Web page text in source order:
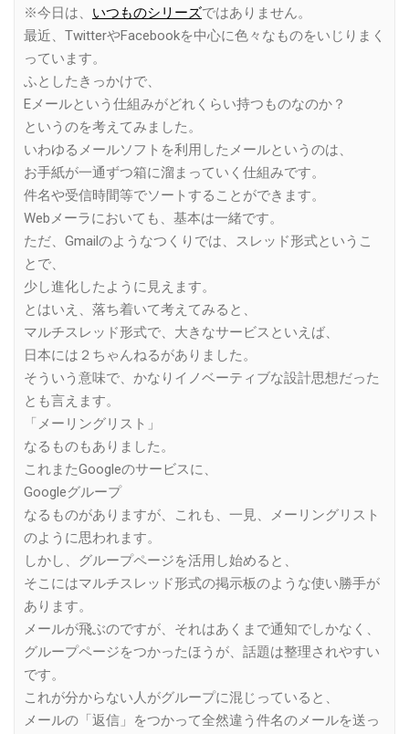
※今日は、 いつものシリーズではありません。
最近、TwitterやFacebookを中心に色々なものをいじりまく
っています。
ふとしたきっかけで、
Eメールという仕組みがどれくらい持つものなのか？
というのを考えてみました。
いわゆるメールソフトを利用したメールというのは、
お手紙が一通ずつ箱に溜まっていく仕組みです。
件名や受信時間等でソートすることができます。
Webメーラにおいても、基本は一緒です。
ただ、Gmailのようなつくりでは、スレッド形式というこ
とで、
少し進化したように見えます。
とはいえ、落ち着いて考えてみると、
マルチスレッド形式で、大きなサービスといえば、
日本には２ちゃんねるがありました。
そういう意味で、かなりイノベーティブな設計思想だった
とも言えます。
「メーリングリスト」
なるものもありました。
これまたGoogleのサービスに、
Googleグループ
なるものがありますが、これも、一見、メーリングリスト
のように思われます。
しかし、グループページを活用し始めると、
そこにはマルチスレッド形式の掲示板のような使い勝手が
あります。
メールが飛ぶのですが、それはあくまで通知でしかなく、
グループページをつかったほうが、話題は整理されやすい
です。
これが分からない人がグループに混じっていると、
メールの「返信」をつかって全然違う件名のメールを送っ